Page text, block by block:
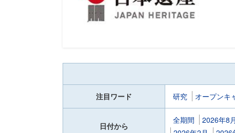
注目ワード 研究 オープンキ
日付から
全期間 2026年8月